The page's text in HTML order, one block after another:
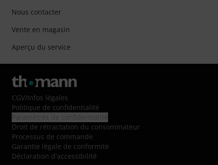
Nous contacter
Vente en magasin
Aperçu du service
CGV/Infos légales
Politique de confidentialité
Droit de rétractation du consommateur
Processus de commande
Garantie légale de conformité
Déclaration d'accessibilité